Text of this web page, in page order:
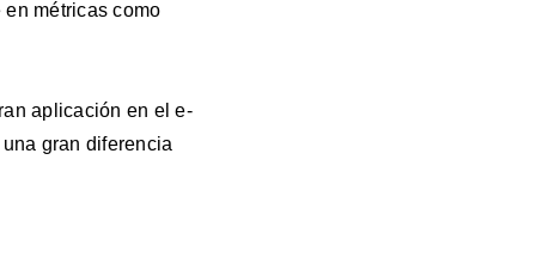
métricas como
aplicación en el e-
gran diferencia